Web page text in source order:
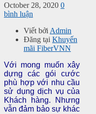
October 28, 2020 0
bình luận
Viết bởi Admin
Đăng tại Khuyến
mãi FiberVNN
Với mong muốn xây
dựng các gói cước
phù hợp với nhu cầu
sử dụng dịch vụ của
Khách hàng. Nhưng
vẫn đảm bảo sự khác